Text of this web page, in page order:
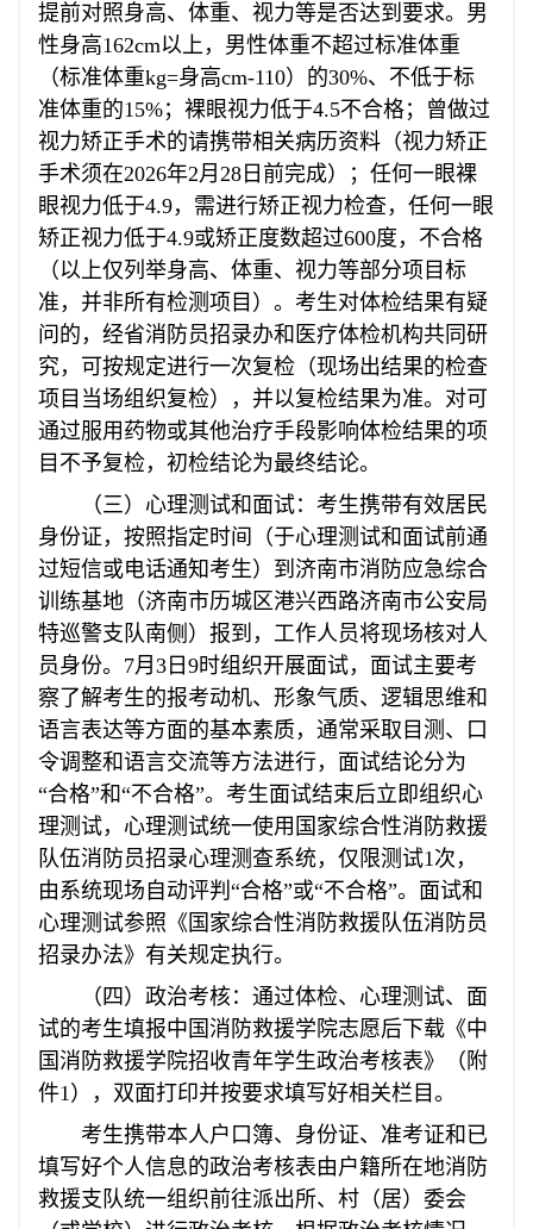
提前对照身高、体重、视力等是否达到要求。男
性身高162cm以上，男性体重不超过标准体重
（标准体重kg=身高cm-110）的30%、不低于标
准体重的15%；裸眼视力低于4.5不合格；曾做过
视力矫正手术的请携带相关病历资料（视力矫正
手术须在2026年2月28日前完成）；任何一眼裸
眼视力低于4.9，需进行矫正视力检查，任何一眼
矫正视力低于4.9或矫正度数超过600度，不合格
（以上仅列举身高、体重、视力等部分项目标
准，并非所有检测项目）。考生对体检结果有疑
问的，经省消防员招录办和医疗体检机构共同研
究，可按规定进行一次复检（现场出结果的检查
项目当场组织复检），并以复检结果为准。对可
通过服用药物或其他治疗手段影响体检结果的项
目不予复检，初检结论为最终结论。
（三）心理测试和面试：考生携带有效居民
身份证，按照指定时间（于心理测试和面试前通
过短信或电话通知考生）到济南市消防应急综合
训练基地（济南市历城区港兴西路济南市公安局
特巡警支队南侧）报到，工作人员将现场核对人
员身份。7月3日9时组织开展面试，面试主要考
察了解考生的报考动机、形象气质、逻辑思维和
语言表达等方面的基本素质，通常采取目测、口
令调整和语言交流等方法进行，面试结论分为
“合格”和“不合格”。考生面试结束后立即组织心
理测试，心理测试统一使用国家综合性消防救援
队伍消防员招录心理测查系统，仅限测试1次，
由系统现场自动评判“合格”或“不合格”。面试和
心理测试参照《国家综合性消防救援队伍消防员
招录办法》有关规定执行。
（四）政治考核：通过体检、心理测试、面
试的考生填报中国消防救援学院志愿后下载《中
国消防救援学院招收青年学生政治考核表》（附
件1），双面打印并按要求填写好相关栏目。
考生携带本人户口簿、身份证、准考证和已
填写好个人信息的政治考核表由户籍所在地消防
救援支队统一组织前往派出所、村（居）委会